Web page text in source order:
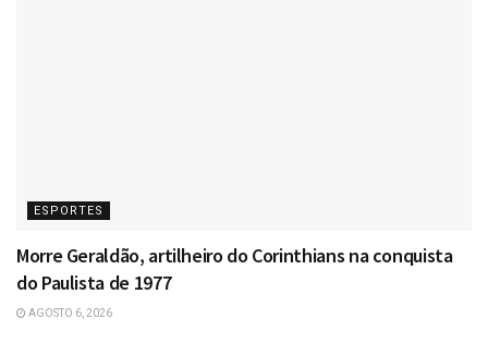
ESPORTES
Morre Geraldão, artilheiro do Corinthians na conquista
do Paulista de 1977
AGOSTO 6, 2026